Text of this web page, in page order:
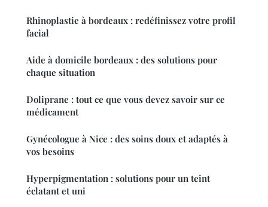
Rhinoplastie à bordeaux : redéfinissez votre profil
facial
Aide à domicile bordeaux : des solutions pour
chaque situation
Doliprane : tout ce que vous devez savoir sur ce
médicament
Gynécologue à Nice : des soins doux et adaptés à
vos besoins
Hyperpigmentation : solutions pour un teint
éclatant et uni